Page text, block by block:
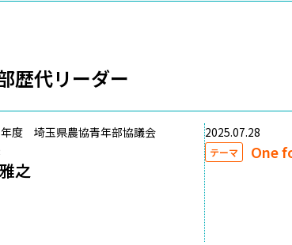
歴代リーダー
度 埼玉県農協青年部協議会
之
2025.07.28
テーマ One